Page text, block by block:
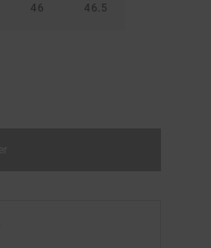
46 46.5